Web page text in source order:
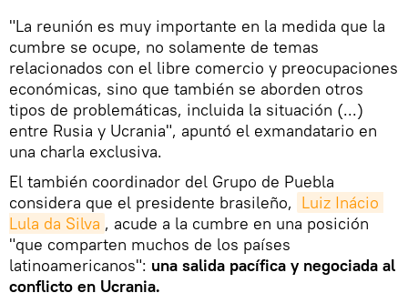
"La reunión es muy importante en la medida que la
cumbre se ocupe, no solamente de temas
relacionados con el libre comercio y preocupaciones
económicas, sino que también se aborden otros
tipos de problemáticas, incluida la situación (...)
entre Rusia y Ucrania", apuntó el exmandatario en
una charla exclusiva.
El también coordinador del Grupo de Puebla
considera que el presidente brasileño, Luiz Inácio
Lula da Silva , acude a la cumbre en una posición
"que comparten muchos de los países
latinoamericanos": una salida pacífica y negociada al
conflicto en Ucrania.